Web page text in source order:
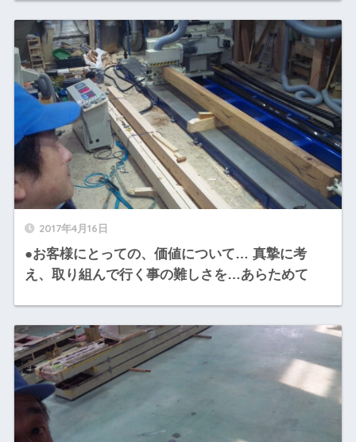
2017年4月16日
●お客様にとっての、価値について… 真摯に考
え、取り組んで行く事の難しさを…あらためて